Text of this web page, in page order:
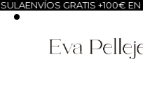
GRATIS +100€ EN